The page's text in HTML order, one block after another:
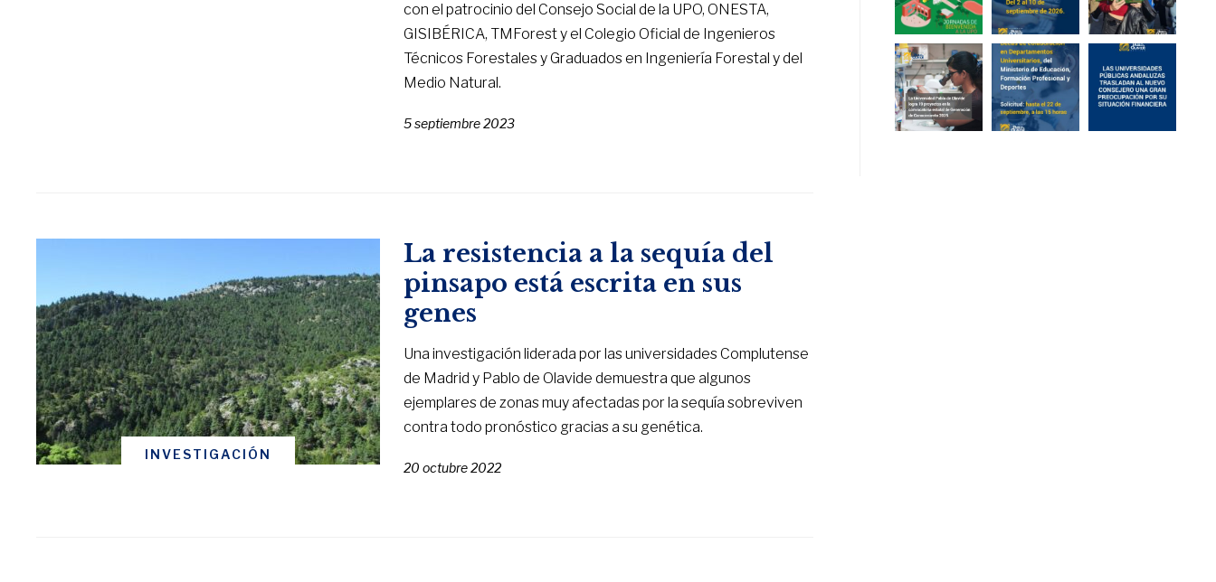
con el patrocinio del Consejo Social de la UPO, ONESTA,
GISIBÉRICA, TMForest y el Colegio Oficial de Ingenieros
Técnicos Forestales y Graduados en Ingeniería Forestal y del
Medio Natural.
5 septiembre 2023
INVESTIGACIÓN
La resistencia a la sequía del
pinsapo está escrita en sus
genes
Una investigación liderada por las universidades Complutense
de Madrid y Pablo de Olavide demuestra que algunos
ejemplares de zonas muy afectadas por la sequía sobreviven
contra todo pronóstico gracias a su genética.
20 octubre 2022